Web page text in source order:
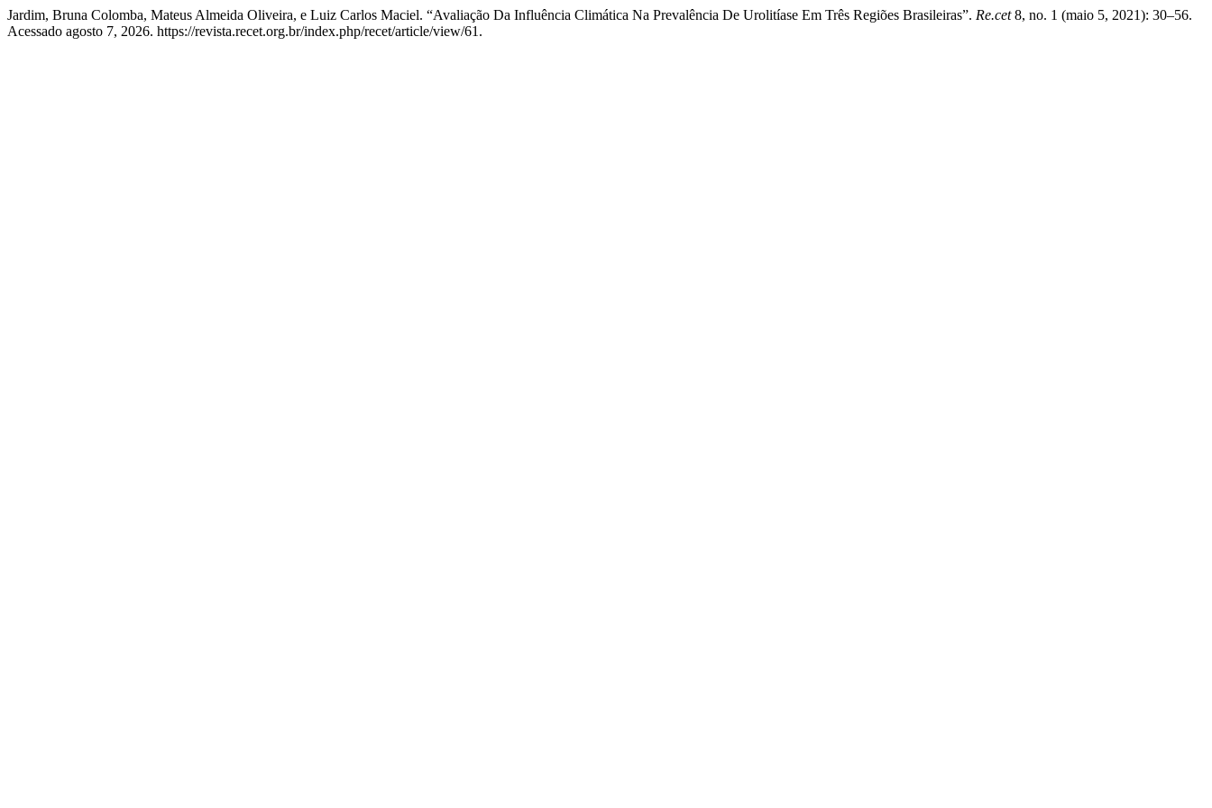
Jardim, Bruna Colomba, Mateus Almeida Oliveira, e Luiz Carlos Maciel. “Avaliação Da Influência Climática Na Prevalência De Urolitíase Em Três Regiões Brasileiras”. Re.cet8, no. 1 (maio 5, 2021): 30–56.
Acessado agosto 7, 2026. https://revista.recet.org.br/index.php/recet/article/view/61.